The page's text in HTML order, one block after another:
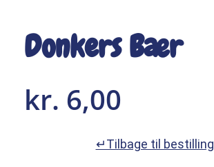
Donkers Bær
kr. 6,00
↵Tilbage til bestilling